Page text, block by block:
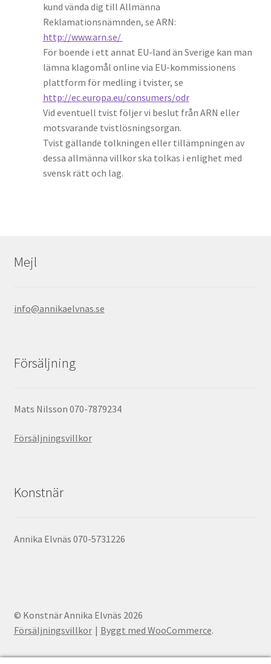
kund vända dig till Allmänna
Reklamationsnämnden, se ARN:
http://www.arn.se/
För boende i ett annat EU-land än Sverige kan man
lämna klagomål online via EU-kommissionens
plattform för medling i tvister, se
http://ec.europa.eu/consumers/odr
Vid eventuell tvist följer vi beslut från ARN eller
motsvarande tvistlösningsorgan.
Tvist gällande tolkningen eller tillämpningen av
dessa allmänna villkor ska tolkas i enlighet med
svensk rätt och lag.
Mejl
info@annikaelvnas.se
Försäljning
Mats Nilsson 070-7879234
Försäljningsvillkor
Konstnär
Annika Elvnäs 070-5731226
© Konstnär Annika Elvnäs 2026
Försäljningsvillkor
Byggt med WooCommerce.